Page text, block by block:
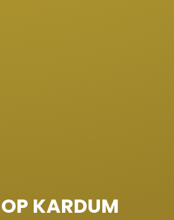
KARDUM